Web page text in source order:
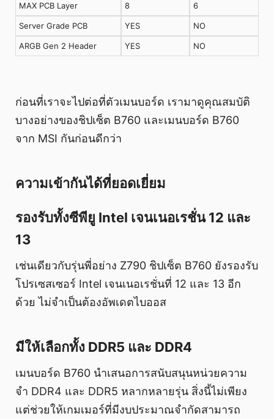
MAX PCB Layer 8 6
Server Grade PCB YES NO
ARGB Gen 2 Header YES NO
ก่อนที่เราจะไปต่อที่ตัวเมนบอร์ด เรามาดูคุณสมบัติ
บางอย่างของชิปเซ็ต B760 และเมนบอร์ด B760
จาก MSI กันก่อนดีกว่า
ความเข้ากันได้ที่ยอดเยี่ยม
รองรับทั้งซีพียู Intel เจนเนอเรชั่น 12 และ
13
เช่นเดียวกับรุ่นพี่อย่าง Z790 ชิปเซ็ต B760 ยังรองรับ
โปรเซสเซอร์ Intel เจนเนอเรชั่นที่ 12 และ 13 อีก
ด้วย ไม่จำเป็นต้องอัพเดตไบออส
มีให้เลือกทั้ง DDR5 และ DDR4
เมนบอร์ด B760 นำเสนอการสนับสนุนหน่วยความ
จำ DDR4 และ DDR5 หลากหลายรุ่น สิ่งนี้ไม่เพียง
แต่ช่วยให้เกมเมอร์ที่มีงบประมาณจำกัดสามารถ